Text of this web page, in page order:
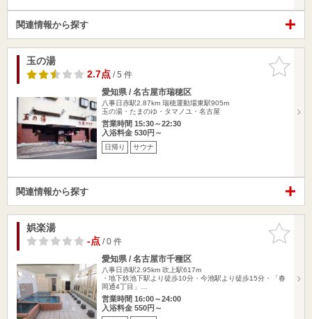
関連情報から探す
お気に入
りに追加
玉の湯
2.7点/ 5 件
愛知県 / 名古屋市瑞穂区
八事日赤駅2.87km 瑞穂運動場東駅905m
玉の湯・たまのゆ・タマノユ・名古屋
営業時間 15:30～22:30
入浴料金 530円～
日帰り サウナ
関連情報から探す
お気に入
りに追加
娯楽湯
-点/ 0 件
愛知県 / 名古屋市千種区
八事日赤駅2.95km 吹上駅617m
・地下鉄池下駅より徒歩10分・今池駅より徒歩15分・「春
岡通4丁目」…
営業時間 16:00～24:00
入浴料金 550円～